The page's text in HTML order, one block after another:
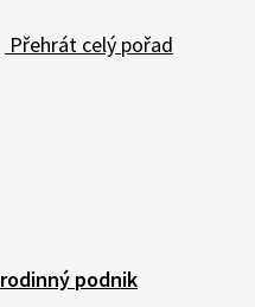
Přehrát celý pořad
rodinný podnik